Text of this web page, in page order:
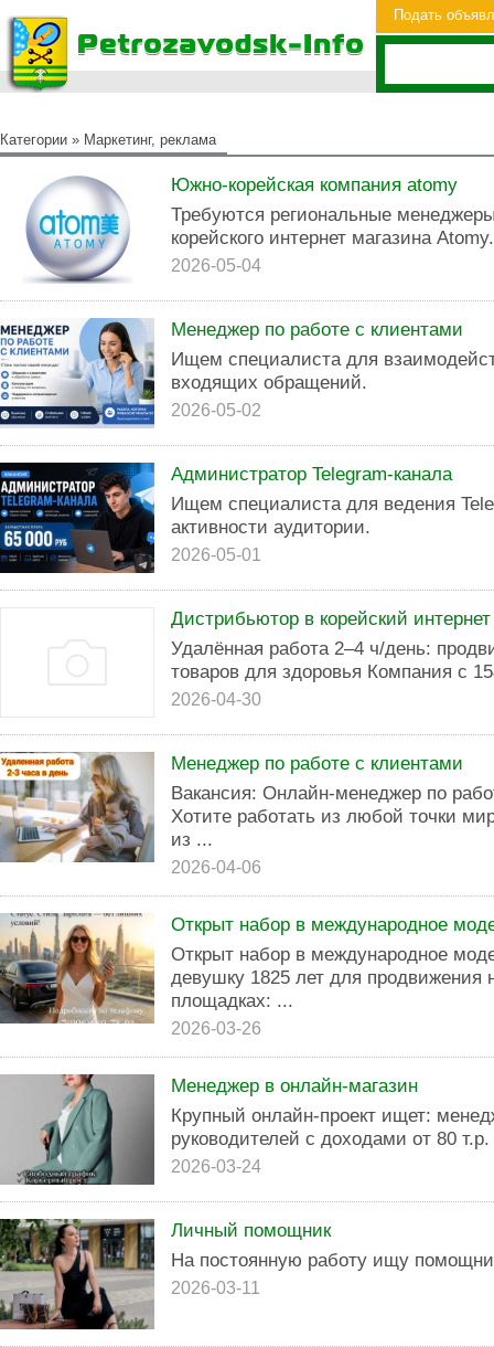
Подать
Категории » Маркетинг, реклама
Южно-корейская компания atomy
Требуются региональные
корейского интернет магазина Atomy.
2026-05-04
Менеджер по работе с клиентами
Ищем специалиста для
входящих обращений.
2026-05-02
Администратор Telegram-канала
Ищем специалиста для ведения
активности аудитории.
2026-05-01
Дистрибьютор в корейский
Удалённая работа 2–4 ч/день:
товаров для здоровья Компания с
2026-04-30
Менеджер по работе с клиентами
Вакансия: Онлайн-менеджер по
Хотите работать из любой точки
из ...
2026-04-06
Открыт набор в международное
Открыт набор в международное
девушку 1825 лет для продвижения
площадках: ...
2026-03-26
Менеджер в онлайн-магазин
Крупный онлайн-проект ищет:
руководителей с доходами от 80 т.р.
2026-03-24
Личный помощник
На постоянную работу ищу
2026-03-11